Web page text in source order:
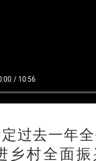
过去一年
乡村全面